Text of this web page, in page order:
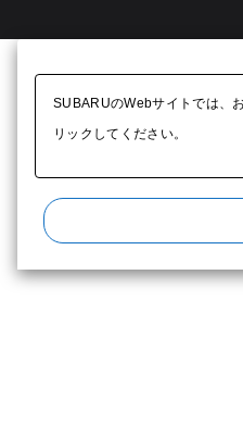
SUBARUのWebサイトでは、
リックしてください。​